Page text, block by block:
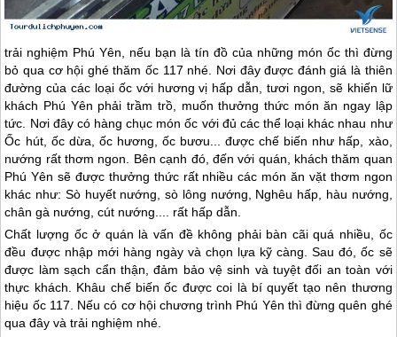
trải nghiệm Phú Yên , nếu bạn là tín đồ của những món ốc thì đừng
bỏ qua cơ hội ghé thăm ốc 117 nhé. Nơi đây được đánh giá là thiên
đường của các loại ốc với hương vị hấp dẫn, tươi ngon, sẽ khiến lữ
khách Phú Yên phải trầm trồ, muốn thưởng thức món ăn ngay lập
tức. Nơi đây có hàng chục món ốc với đủ các thể loại khác nhau như
Ốc hút, ốc dừa, ốc hương, ốc bươu... được chế biến như hấp, xào,
nướng rất thơm ngon. Bên cạnh đó, đến với quán, khách thăm quan
Phú Yên sẽ được thưởng thức rất nhiều các món ăn vặt thơm ngon
khác như: Sò huyết nướng, sò lông nướng, Nghêu hấp, hàu nướng,
chân gà nướng, cút nướng.... rất hấp dẫn.
Chất lượng ốc ở quán là vấn đề không phải bàn cãi quá nhiều, ốc
đều được nhập mới hàng ngày và chọn lựa kỹ càng. Sau đó, ốc sẽ
được làm sạch cẩn thận, đảm bảo vệ sinh và tuyệt đối an toàn với
thực khách. Khâu chế biến ốc được coi là bí quyết tạo nên thương
hiệu ốc 117. Nếu có cơ hội chương trình Phú Yên thì đừng quên ghé
qua đây và trải nghiệm nhé.